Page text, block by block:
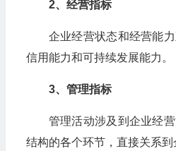
2、经营指标
企业经营状态和经营能
信用能力和可持续发展能力。
3、管理指标
管理活动涉及到企业经
结构的各个环节，直接关系到